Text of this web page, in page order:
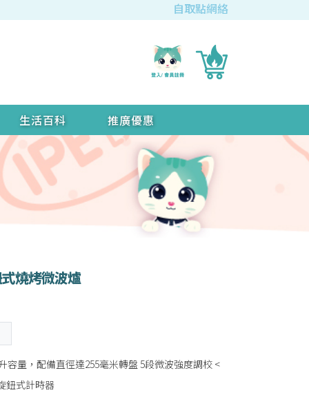
自取點網絡
生活百科 推廣優惠
燒烤微波爐
容量，配備直徑達255毫米轉盤 5段微波強度調校 <
鈕式計時器